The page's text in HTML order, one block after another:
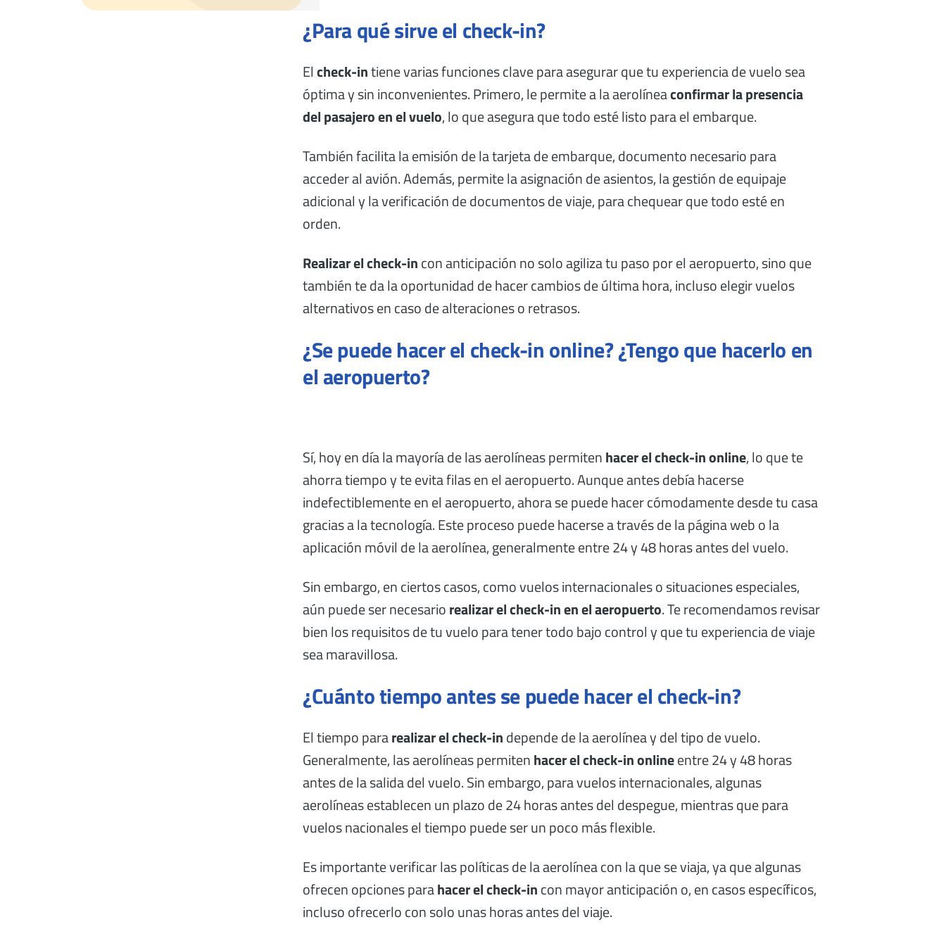
¿Para qué sirve el check-in?
Elcheck-intiene varias funciones clave para asegurar que tu experiencia de vuelo sea
óptima y sin inconvenientes. Primero, le permite a la aerolíneaconfirmar la presencia
del pasajero en el vuelo, lo que asegura que todo esté listo para el embarque.
También facilita la emisión de la tarjeta de embarque, documento necesario para
acceder al avión. Además, permite la asignación de asientos, la gestión de equipaje
adicional y la verificación de documentos de viaje, para chequear que todo esté en
orden.
Realizar el check-incon anticipación no solo agiliza tu paso por el aeropuerto, sino que
también te da la oportunidad de hacer cambios de última hora, incluso elegir vuelos
alternativos en caso de alteraciones o retrasos.
¿Se puede hacer el check-in online? ¿Tengo que hacerlo en
el aeropuerto?
Sí, hoy en día la mayoría de las aerolíneas permitenhacer el check-in online, lo que te
ahorra tiempo y te evita filas en el aeropuerto. Aunque antes debía hacerse
indefectiblemente en el aeropuerto, ahora se puede hacer cómodamente desde tu casa
gracias a la tecnología. Este proceso puede hacerse a través de la página web o la
aplicación móvil de la aerolínea, generalmente entre 24 y 48 horas antes del vuelo.
Sin embargo, en ciertos casos, como vuelos internacionales o situaciones especiales,
aún puede ser necesariorealizar el check-in en el aeropuerto. Te recomendamos revisar
bien los requisitos de tu vuelo para tener todo bajo control y que tu experiencia de viaje
sea maravillosa.
¿Cuánto tiempo antes se puede hacer el check-in?
El tiempo pararealizar el check-independe de la aerolínea y del tipo de vuelo.
Generalmente, las aerolíneas permitenhacer el check-in onlineentre 24 y 48 horas
antes de la salida del vuelo. Sin embargo, para vuelos internacionales, algunas
aerolíneas establecen un plazo de 24 horas antes del despegue, mientras que para
vuelos nacionales el tiempo puede ser un poco más flexible.
Es importante verificar las políticas de la aerolínea con la que se viaja, ya que algunas
ofrecen opciones parahacer el check-incon mayor anticipación o, en casos específicos,
incluso ofrecerlo con solo unas horas antes del viaje.